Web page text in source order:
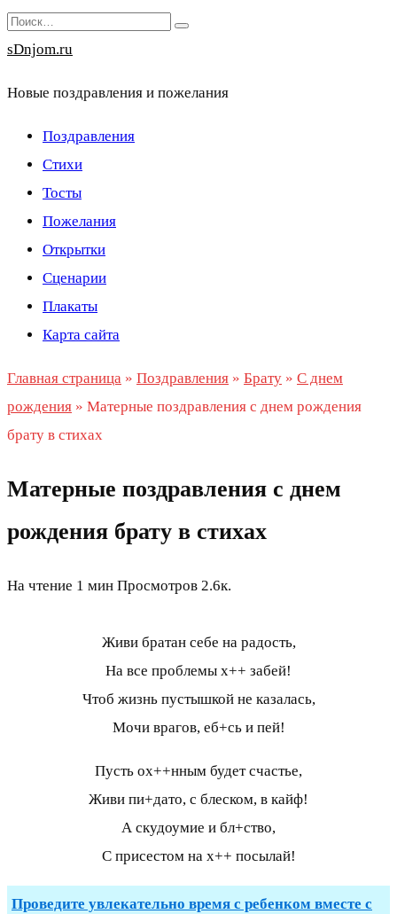
Перейти
к
Search
for:
sDnjom.ru
Новые поздравления и пожелания
Поздравления
Стихи
Тосты
Пожелания
Открытки
Сценарии
Плакаты
Карта сайта
Главная страница » Поздравления » Брату » С днем
рождения » Матерные поздравления с днем рождения
брату в стихах
Матерные поздравления с днем
рождения брату в стихах
На чтение 1 мин Просмотров 2.6к.
Живи братан себе на радость,
На все проблемы х++ забей!
Чтоб жизнь пустышкой не казалась,
Мочи врагов, еб+сь и пей!
Пусть ох++нным будет счастье,
Живи пи+дато, с блеском, в кайф!
А скудоумие и бл+ство,
С присестом на х++ посылай!
Проведите увлекательно время с ребенком вместе с